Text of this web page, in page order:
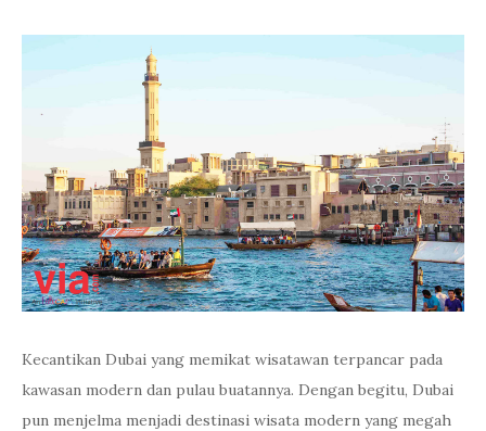
Kecantikan Dubai yang memikat wisatawan terpancar pada
kawasan modern dan pulau buatannya. Dengan begitu, Dubai
pun menjelma menjadi destinasi wisata modern yang megah